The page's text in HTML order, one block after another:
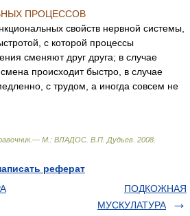
ПРОЦЕССОВ
свойств нервной системы,
с которой процессы
сменяют друг друга; в случае
происходит быстро, в случае
с трудом, а иногда совсем не
М.: ВЛАДОС В.П. Дудьев 2008
реферат
ПОДКОЖНАЯ
МУСКУЛАТУРА